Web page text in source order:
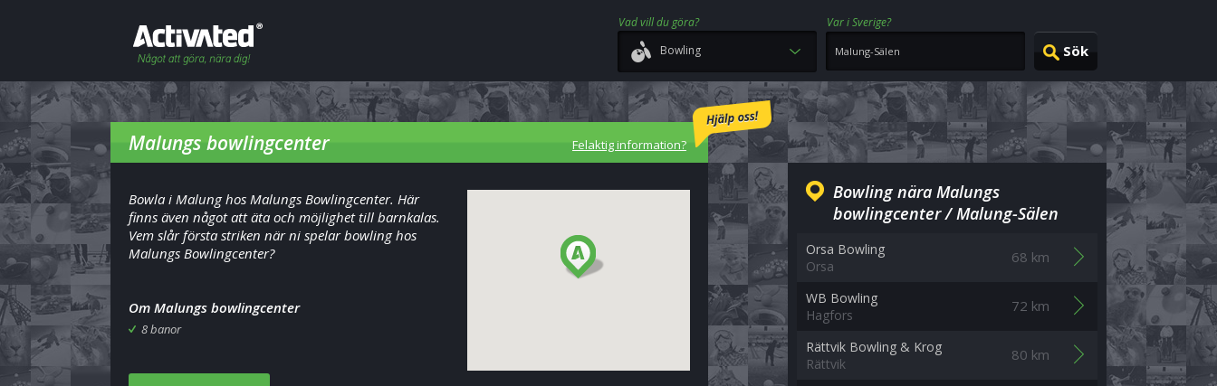
Vad vill du göra?
Var i Sverige?
Bowling
Malungs bowlingcenter Felaktig information?
Bowla i Malung hos Malungs Bowlingcenter. Här
finns även något att äta och möjlighet till barnkalas.
Vem slår första striken när ni spelar bowling hos
Malungs Bowlingcenter?
Om Malungs bowlingcenter
8 banor
Bowling nära Malungs
bowlingcenter / Malung-Sälen
Orsa Bowling
Orsa
68 km
WB Bowling
Hagfors
72 km
Rättvik Bowling & Krog
Rättvik
80 km